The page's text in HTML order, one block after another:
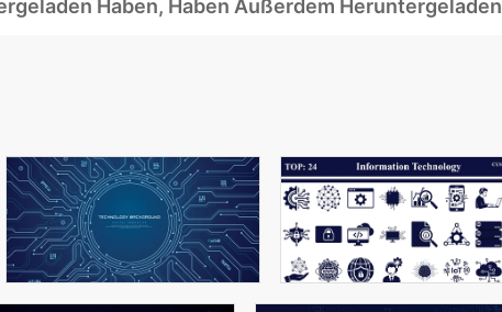
Haben, Haben Außerdem Heruntergeladen